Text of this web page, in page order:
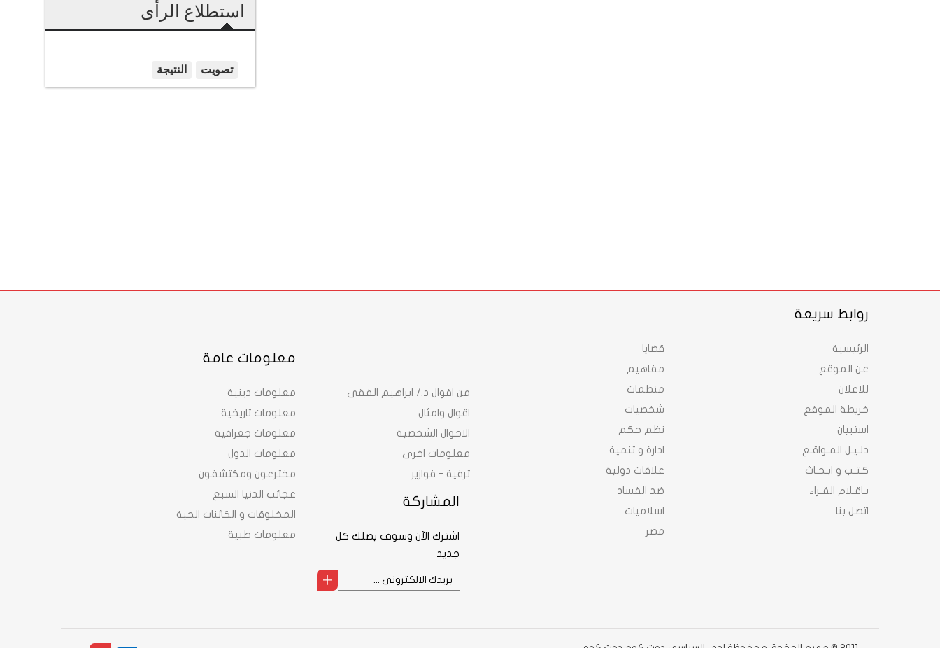
استطلاع الرأى
روابط سريعة
الرئيسية
عن الموقع
للاعلان
خريطة الموقع
استبيان
دلـيـل المـواقـع
كـتـب و ابـحـاث
بـاقـلام القـراء
اتصل بنا
قضايا
مفاهيم
منظمات
شخصيات
نظم حكم
ادارة و تنمية
علاقات دولية
ضد الفساد
اسلاميات
مصر
معلومات عامة
معلومات دينية
معلومات تاريخية
معلومات جغرافية
معلومات الدول
مخترعون ومكتشفون
عجائب الدنيا السبع
المخلوقات و الكائنات الحية
معلومات طبية
من اقوال د./ ابراهيم الفقى
اقوال وامثال
الاحوال الشخصية
معلومات اخرى
ترفية - فوازير
المشاركة
اشترك الآن وسوف يصلك كل
جديد